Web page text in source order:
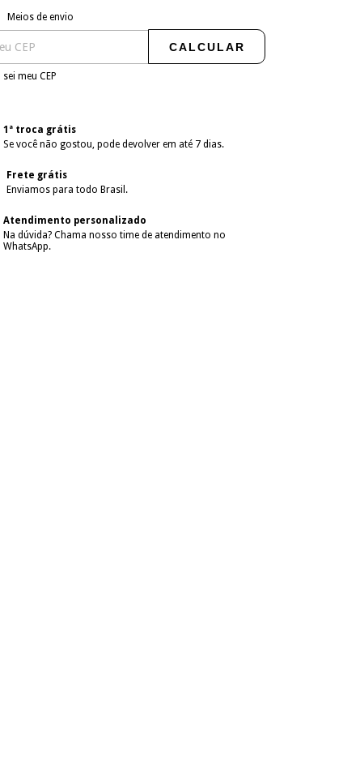
para o CEP:
Meios de envio
CALCULAR
sei meu CEP
1ª troca grátis
Se você não gostou, pode devolver em até 7 dias.
Frete grátis
Enviamos para todo Brasil.
Atendimento personalizado
Na dúvida? Chama nosso time de atendimento no
WhatsApp.